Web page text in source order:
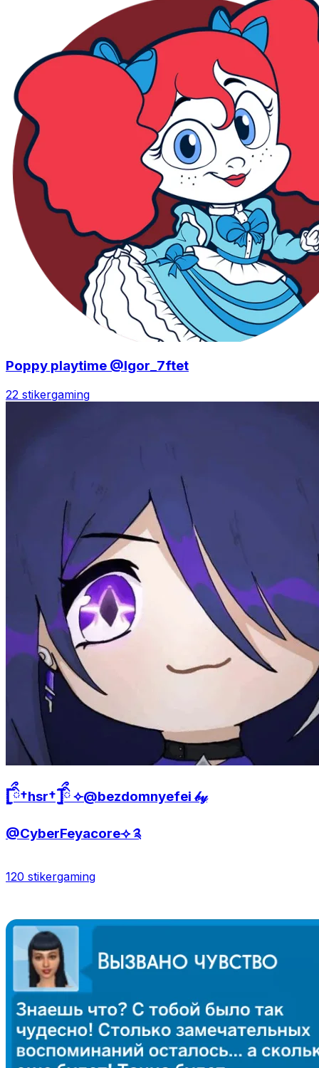
Poppy playtime @Igor_7ftet
22 stikergaming
𓊈ིྀ†hsr†𓊉ིྀ ⟣@bezdomnyefei 𝒷𝓎
@CyberFeyacore⟢ ༉
120 stikergaming